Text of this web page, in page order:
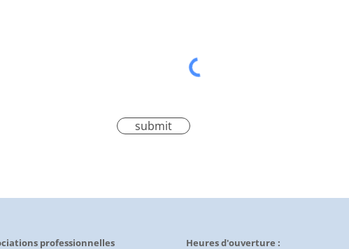
submit
professionnelles Heures d'ouverture :